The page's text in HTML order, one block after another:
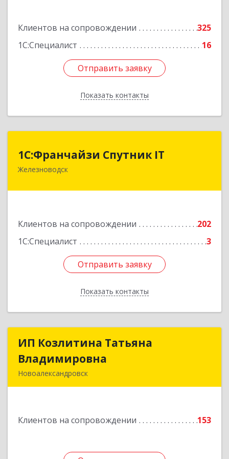
Клиентов на сопровождении
325
1С:Специалист
16
Отправить заявку
Показать контакты
Отправить заявку
Назад
1С:Франчайзи Спутник IT
Железноводск
Клиентов на сопровождении
202
1С:Специалист
3
Отправить заявку
Показать контакты
1С:Франчайзи Спутник IT
357430, Ставропольский край, город-курорт
Подробнее
Отправить заявку
Назад
ИП Козлитина Татьяна
Владимировна
Новоалександровск
Клиентов на сопровождении 153
ИП Козлитина Татьяна
Подробнее